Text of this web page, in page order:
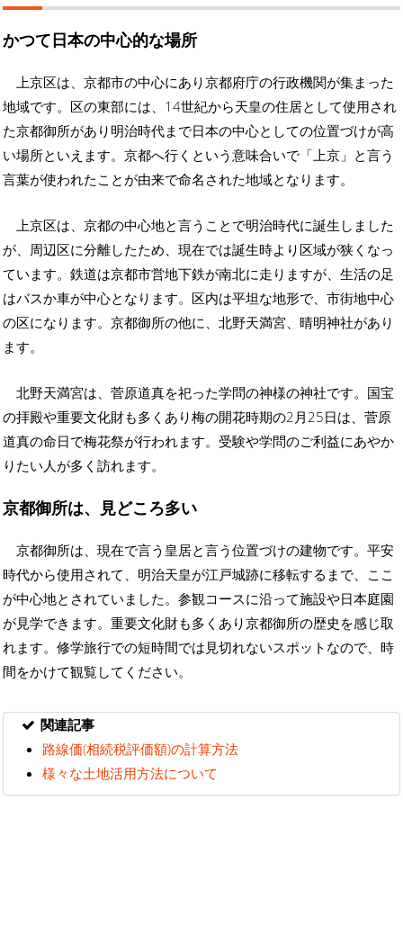
かつて日本の中心的な場所
上京区は、京都市の中心にあり京都府庁の行政機関が集まった
地域です。区の東部には、14世紀から天皇の住居として使用され
た京都御所があり明治時代まで日本の中心としての位置づけが高
い場所といえます。京都へ行くという意味合いで「上京」と言う
言葉が使われたことが由来で命名された地域となります。
上京区は、京都の中心地と言うことで明治時代に誕生しました
が、周辺区に分離したため、現在では誕生時より区域が狭くなっ
ています。鉄道は京都市営地下鉄が南北に走りますが、生活の足
はバスか車が中心となります。区内は平坦な地形で、市街地中心
の区になります。京都御所の他に、北野天満宮、晴明神社があり
ます。
北野天満宮は、菅原道真を祀った学問の神様の神社です。国宝
の拝殿や重要文化財も多くあり梅の開花時期の2月25日は、菅原
道真の命日で梅花祭が行われます。受験や学問のご利益にあやか
りたい人が多く訪れます。
京都御所は、見どころ多い
京都御所は、現在で言う皇居と言う位置づけの建物です。平安
時代から使用されて、明治天皇が江戸城跡に移転するまで、ここ
が中心地とされていました。参観コースに沿って施設や日本庭園
が見学できます。重要文化財も多くあり京都御所の歴史を感じ取
れます。修学旅行での短時間では見切れないスポットなので、時
間をかけて観覧してください。
関連記事
路線価(相続税評価額)の計算方法
様々な土地活用方法について